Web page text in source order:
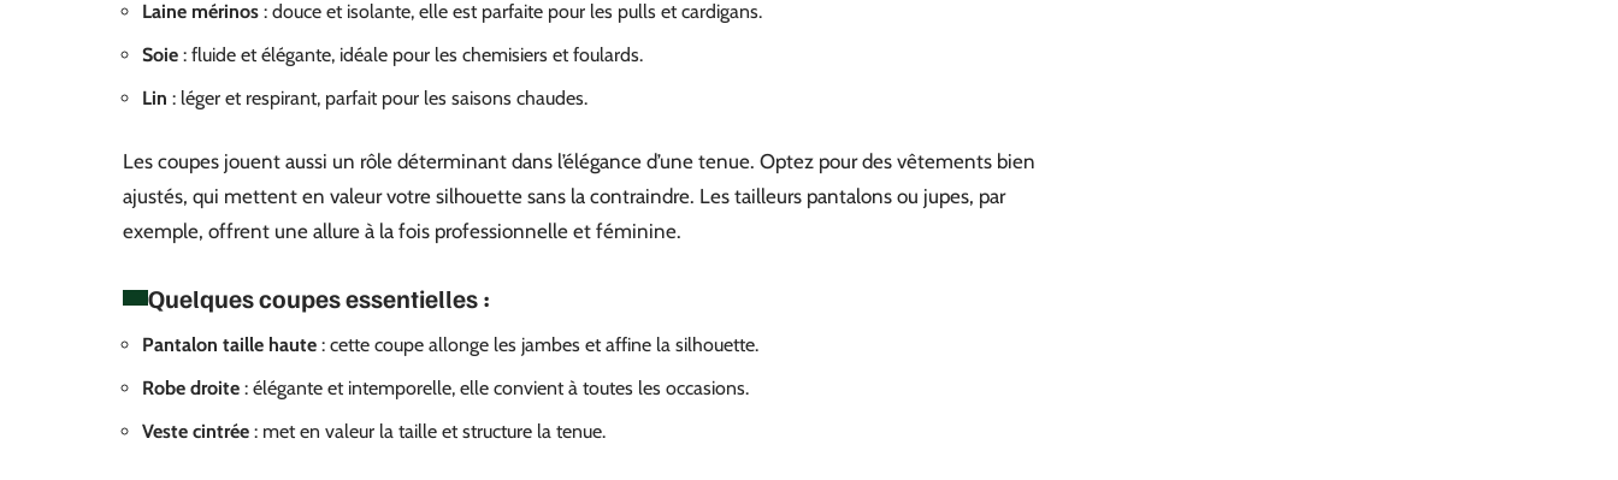
Laine mérinos : douce et isolante, elle est parfaite pour les pulls et cardigans.
Soie : fluide et élégante, idéale pour les chemisiers et foulards.
Lin : léger et respirant, parfait pour les saisons chaudes.
Les coupes jouent aussi un rôle déterminant dans l’élégance d’une tenue. Optez pour des vêtements bien
ajustés, qui mettent en valeur votre silhouette sans la contraindre. Les tailleurs pantalons ou jupes, par
exemple, offrent une allure à la fois professionnelle et féminine.
Quelques coupes essentielles :
Pantalon taille haute : cette coupe allonge les jambes et affine la silhouette.
Robe droite : élégante et intemporelle, elle convient à toutes les occasions.
Veste cintrée : met en valeur la taille et structure la tenue.